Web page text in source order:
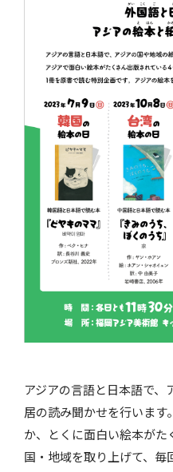
アジアの言語と日本語で、
居の読み聞かせを行います
か、とくに面白い絵本が
国・地域を取り上げて、毎